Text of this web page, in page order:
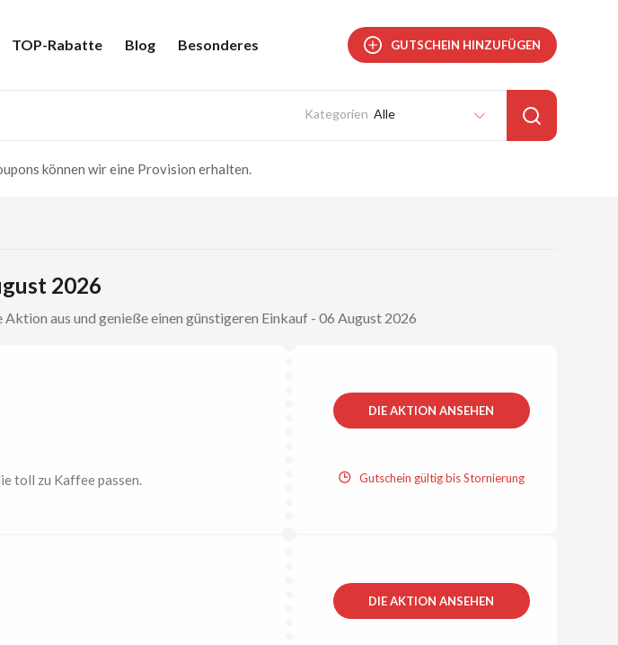
TOP-Rabatte Blog Besonderes GUTSCHEIN HINZUFÜGEN
Alle
können wir eine Provision erhalten.
2026
aus und genieße einen günstigeren Einkauf - 06 August 2026
toll zu Kaffee passen.
DIE AKTION ANSEHEN
Gutschein gültig bis Stornierung
DIE AKTION ANSEHEN